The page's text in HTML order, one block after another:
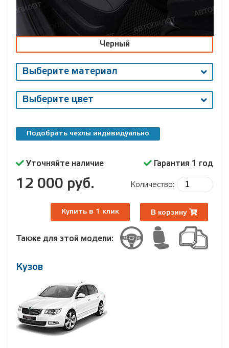
Черный
Выберите материал
Выберите цвет
Подобрать чехлы индивидуально
Кузов
Уточняйте наличие Гарантия 1 год
12 000 руб. Количество:
Купить в 1 клик В корзину
Также для этой модели: